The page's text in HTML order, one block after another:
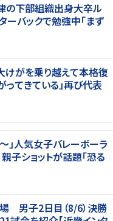
津の下部組織出身大卒ル
バックで勉強中「まず
がを乗り越えて本格復
ってきている」再び代表
」人気女子バレーボーラ
ショットが話題「恐る
男子2日目（8/6）決勝